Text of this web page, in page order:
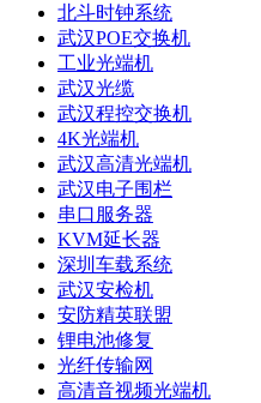
北斗时钟系统
武汉POE交换机
工业光端机
武汉光缆
武汉程控交换机
4K光端机
武汉高清光端机
武汉电子围栏
串口服务器
KVM延长器
深圳车载系统
武汉安检机
安防精英联盟
锂电池修复
光纤传输网
高清音视频光端机